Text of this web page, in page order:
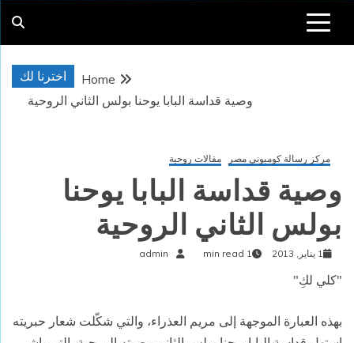
اخترنا لك
Home
وصية قداسة البابا يوحنا بولس الثاني الروحية
مركز رسالة كومبوني مصر مقالات روحية
وصية قداسة البابا يوحنا
بولس الثاني الروحية
1 يناير, 2013 1 min read
admin
"كلي لكِ"
بهذه العبارة الموجهة إلى مريم العذراء، والتي شكّلت شعار حبريته